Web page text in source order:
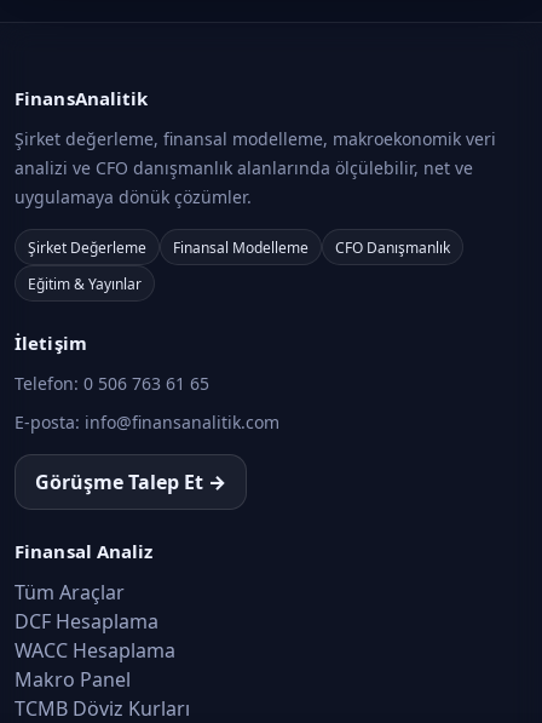
FinansAnalitik
Şirket değerleme, finansal modelleme, makroekonomik veri
analizi ve CFO danışmanlık alanlarında ölçülebilir, net ve
uygulamaya dönük çözümler.
Şirket Değerleme Finansal Modelleme
CFO Danışmanlık
Eğitim & Yayınlar
İletişim
Telefon: 0 506 763 61 65
E-posta: info@finansanalitik.com
Görüşme Talep Et →
Finansal Analiz
Tüm Araçlar
DCF Hesaplama
WACC Hesaplama
Makro Panel
TCMB Döviz Kurları